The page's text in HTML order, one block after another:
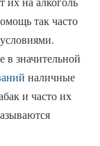
так часто
в значительной
наличные
и часто их